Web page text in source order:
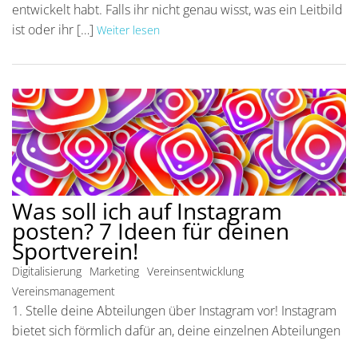
entwickelt habt. Falls ihr nicht genau wisst, was ein Leitbild
ist oder ihr […] Weiter lesen
Was soll ich auf Instagram
posten? 7 Ideen für deinen
Sportverein!
Digitalisierung Marketing Vereinsentwicklung
Vereinsmanagement
1. Stelle deine Abteilungen über Instagram vor! Instagram
bietet sich förmlich dafür an, deine einzelnen Abteilungen